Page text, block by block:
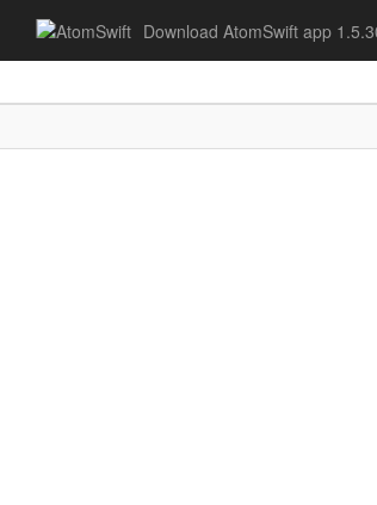
Download AtomSwift app